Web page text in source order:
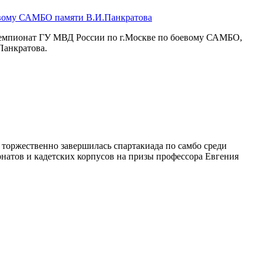
САМБО памяти В.И.Панкратова
ГУ МВД России по г.Москве по боевому САМБО,
завершилась спартакиада по самбо среди
и кадетских корпусов на призы профессора Евгения